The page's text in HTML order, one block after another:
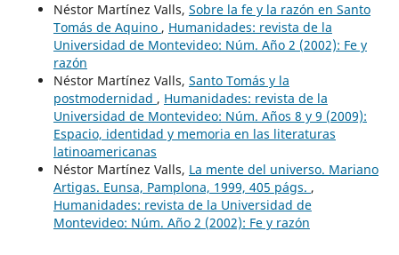
Néstor Martínez Valls, Sobre la fe y la razón en Santo
Tomás de Aquino , Humanidades: revista de la
Universidad de Montevideo: Núm. Año 2 (2002): Fe y
razón
Néstor Martínez Valls, Santo Tomás y la
postmodernidad , Humanidades: revista de la
Universidad de Montevideo: Núm. Años 8 y 9 (2009):
Espacio, identidad y memoria en las literaturas
latinoamericanas
Néstor Martínez Valls, La mente del universo. Mariano
Artigas. Eunsa, Pamplona, 1999, 405 págs. ,
Humanidades: revista de la Universidad de
Montevideo: Núm. Año 2 (2002): Fe y razón